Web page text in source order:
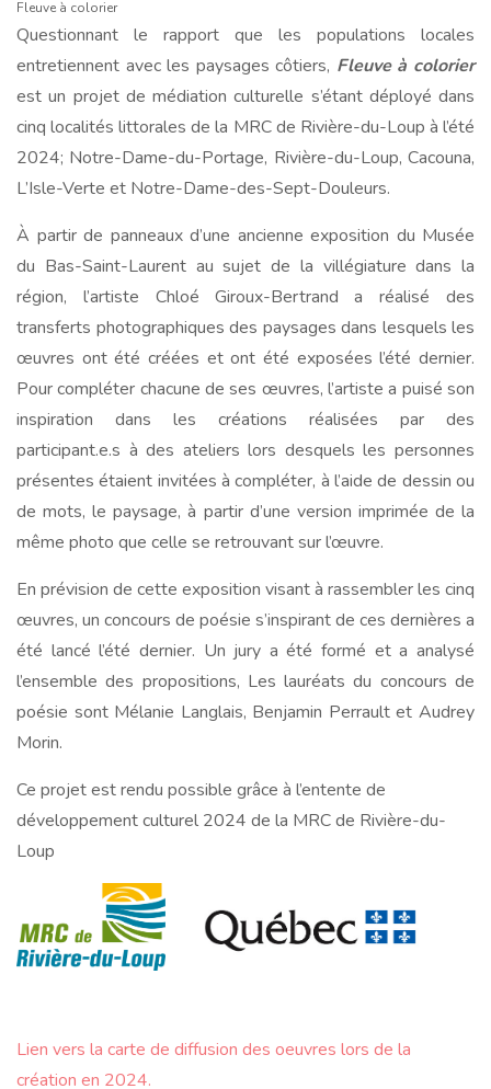
Fleuve à colorier
Questionnant le rapport que les populations locales
entretiennent avec les paysages côtiers, Fleuve à colorier
est un projet de médiation culturelle s’étant déployé dans
cinq localités littorales de la MRC de Rivière-du-Loup à l’été
2024; Notre-Dame-du-Portage, Rivière-du-Loup, Cacouna,
L’Isle-Verte et Notre-Dame-des-Sept-Douleurs.
À partir de panneaux d’une ancienne exposition du Musée
du Bas-Saint-Laurent au sujet de la villégiature dans la
région, l’artiste Chloé Giroux-Bertrand a réalisé des
transferts photographiques des paysages dans lesquels les
œuvres ont été créées et ont été exposées l’été dernier.
Pour compléter chacune de ses œuvres, l’artiste a puisé son
inspiration dans les créations réalisées par des
participant.e.s à des ateliers lors desquels les personnes
présentes étaient invitées à compléter, à l’aide de dessin ou
de mots, le paysage, à partir d’une version imprimée de la
même photo que celle se retrouvant sur l’œuvre.
En prévision de cette exposition visant à rassembler les cinq
œuvres, un concours de poésie s’inspirant de ces dernières a
été lancé l’été dernier. Un jury a été formé et a analysé
l’ensemble des propositions, Les lauréats du concours de
poésie sontMélanie Langlais, Benjamin Perrault et Audrey
Morin.
Ce projet est rendu possible grâce à l’entente de
développement culturel 2024 de la MRC de Rivière-du-
Loup
Lien vers la carte de diffusion des oeuvres lors de la
création en 2024.